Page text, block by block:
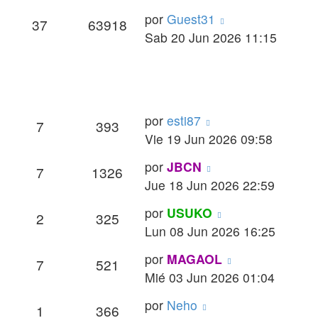
37 Respuestas
63918VistasÚltimo
mensaje
por Guest31
Sab 20 Jun 2026 11:15
7Respuestas
393VistasÚltimo
mensaje
por esti87
Vie 19 Jun 2026 09:58
7Respuestas
1326 VistasÚltimo
mensaje
por JBCN
Jue 18 Jun 2026 22:59
2Respuestas
325VistasÚltimo
mensaje
por USUKO
Lun 08 Jun 2026 16:25
7Respuestas
521 VistasÚltimo
mensaje
por MAGAOL
Mié 03 Jun 2026 01:04
1 Respuestas
366VistasÚltimo
por Neho